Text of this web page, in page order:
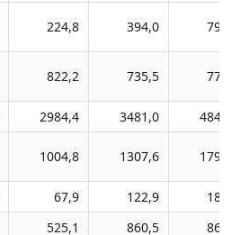
224,8 394,0 799,9
822,2 735,5 774,6
2984,4 3481,0
4846,7
1004,8 1307,6 1797,1
67,9 122,9
183,1
525,1 860,5
866,3